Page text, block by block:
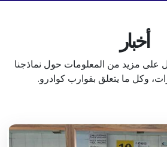
أخبار
على مزيد من المعلومات حول نماذجنا
وكل ما يتعلق بقوارب كوادرو.